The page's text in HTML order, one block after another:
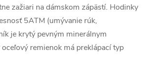
zažiari na dámskom zápästí. Hodinky
5ATM (umývanie rúk,
je krytý pevným minerálnym
remienok má preklápací typ